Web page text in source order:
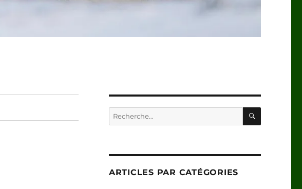
Recherche
pour :
ARTICLES PAR CATÉGORIES